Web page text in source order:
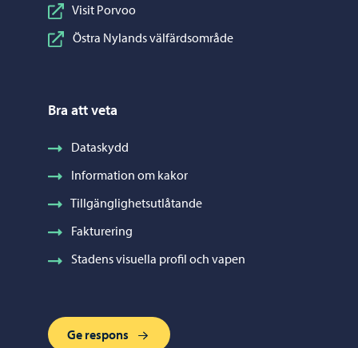
Visit Porvoo
Östra Nylands välfärdsområde
Bra att veta
Dataskydd
Information om kakor
Tillgänglighetsutlåtande
Fakturering
Stadens visuella profil och vapen
Ge respons